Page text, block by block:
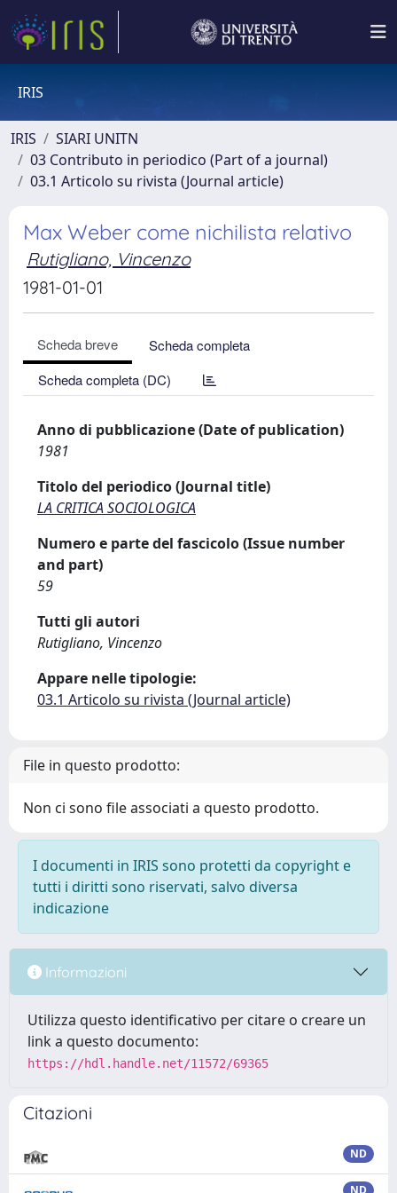
IRIS
IRIS
SIARI UNITN
03 Contributo in periodico (Part of a journal)
03.1 Articolo su rivista (Journal article)
Max Weber come nichilista relativo
Rutigliano, Vincenzo
1981-01-01
Scheda breve
Scheda completa
Scheda completa (DC)
Anno di pubblicazione (Date of publication)
1981
Titolo del periodico (Journal title)
LA CRITICA SOCIOLOGICA
Numero e parte del fascicolo (Issue number
and part)
59
Tutti gli autori
Rutigliano, Vincenzo
Appare nelle tipologie:
03.1 Articolo su rivista (Journal article)
File in questo prodotto:
Non ci sono file associati a questo prodotto.
I documenti in IRIS sono protetti da copyright e
tutti i diritti sono riservati, salvo diversa
indicazione
Informazioni
Utilizza questo identificativo per citare o creare un
link a questo documento:
https://hdl.handle.net/11572/69365
Citazioni
ND